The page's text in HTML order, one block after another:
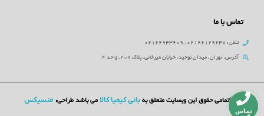
تماس با ما
تلفن: 02166129647-02166943609
آدرس: تهران، میدان توحید، خیابان میرخانی، پلاک 208، واحد 4
©تمامی حقوق این وبسایت متعلق به بانی کیمیا کالا می باشد طراحی: منسیکس
تماس